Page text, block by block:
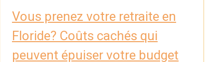
Vous prenez votre retraite en
Floride? Coûts cachés qui
peuvent épuiser votre budget